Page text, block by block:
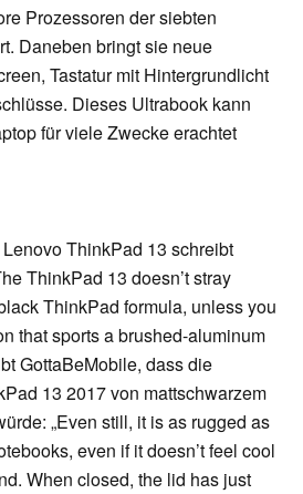
Prozessoren der siebten
Daneben bringt sie neue
Tastatur mit Hintergrundlicht
Dieses Ultrabook kann
für viele Zwecke erachtet
ThinkPad 13 schreibt
ThinkPad 13 doesn’t stray
ThinkPad formula, unless you
that sports a brushed-aluminum
GottaBeMobile, dass die
13 2017 von mattschwarzem
„Even still, it is as rugged as
even if it doesn’t feel cool
When closed, the lid has just